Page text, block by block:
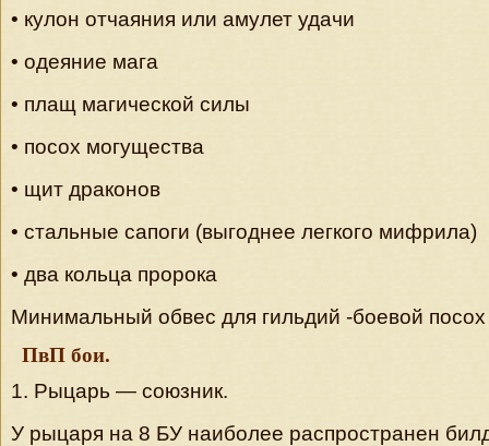
• кулон отчаяния или амулет удачи
• одеяние мага
• плащ магической силы
• посох могущества
• щит драконов
• стальные сапоги (выгоднее легкого мифрила)
• два кольца пророка
Минимальный обвес для гильдий -боевой посох
ПвП бои.
1. Рыцарь — союзник.
У рыцаря на 8 БУ наиболее распространен